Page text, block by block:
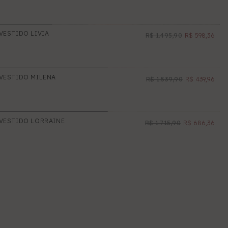
Preço, ordem crescente
Data, mais recente primeiro
NOVO
LIVIA R$ 1.495,90 R$ 598,36
NOVO
MILENA R$ 1.539,90 R$ 439,96
NOVO
LORRAINE R$ 1.715,90 R$ 686,36